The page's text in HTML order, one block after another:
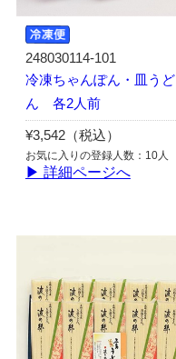
248030114-101
冷凍ちゃんぽん・皿うど
ん 各2人前
¥3,542（税込）
お気に入りの登録人数：10人
▶ 詳細ページへ